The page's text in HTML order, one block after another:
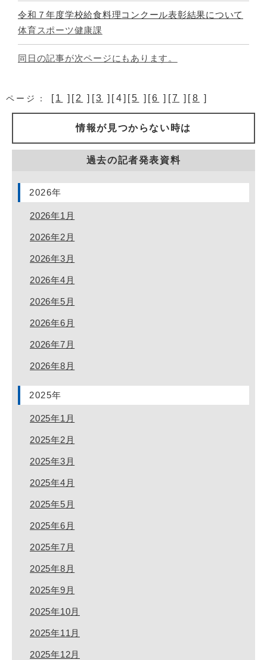
令和７年度学校給食料理コンクール表彰結果について
体育スポーツ健康課
同日の記事が次ページにもあります。
ページ： [1 ][2 ][3 ][4][5 ][6 ][7 ][8 ]
情報が見つからない時は
過去の記者発表資料
2026年
2026年1月
2026年2月
2026年3月
2026年4月
2026年5月
2026年6月
2026年7月
2026年8月
2025年
2025年1月
2025年2月
2025年3月
2025年4月
2025年5月
2025年6月
2025年7月
2025年8月
2025年9月
2025年10月
2025年11月
2025年12月